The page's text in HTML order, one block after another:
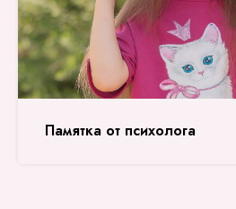
Памятка от психолога